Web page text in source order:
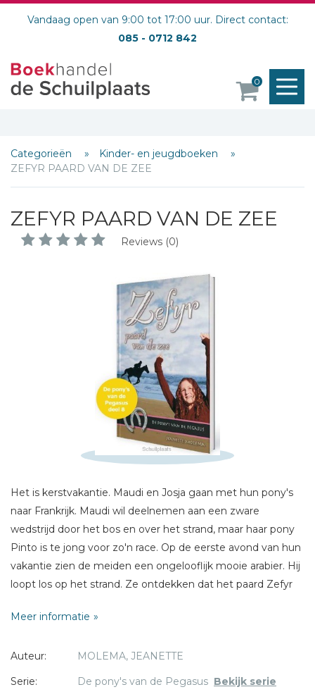
Vandaag open van 9:00 tot 17:00 uur. Direct contact:
085 - 0712 842
0
Categorieën
Kinder- en jeugdboeken
ZEFYR PAARD VAN DE ZEE
ZEFYR PAARD VAN DE ZEE
Reviews (0)
Het is kerstvakantie. Maudi en Josja gaan met hun pony's
naar Frankrijk. Maudi wil deelnemen aan een zware
wedstrijd door het bos en over het strand, maar haar pony
Pinto is te jong voor zo'n race. Op de eerste avond van hun
vakantie zien de meiden een ongelooflijk mooie arabier. Hij
loopt los op het strand. Ze ontdekken dat het paard Zefyr
Maar de eigenaar is een beetje bijzonder: hij vindt het
Meer informatie
Auteur:
MOLEMA, JEANETTE
Serie:
De pony's van de Pegasus Bekijk serie
Schrijf hieronder je review!
Naam *
E-mail *
Titel *